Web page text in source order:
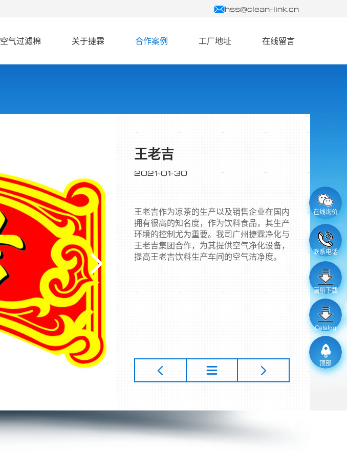
hss@clean-link.cn
空气过滤棉 关于捷霖 合作案例 工厂地址 在线留言
在线询价
联系电话
画册下载
Catalog
顶部
王老吉
2021-01-30
王老吉作为凉茶的生产以及销售企业在国内
拥有很高的知名度，作为饮料食品，其生产
环境的控制尤为重要。我司广州捷霖净化与
王老吉集团合作，为其提供空气净化设备，
提高王老吉饮料生产车间的空气洁净度。